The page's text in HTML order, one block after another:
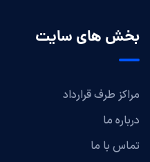
بخش های سایت
مراکز طرف قرارداد
درباره ما
تماس با ما